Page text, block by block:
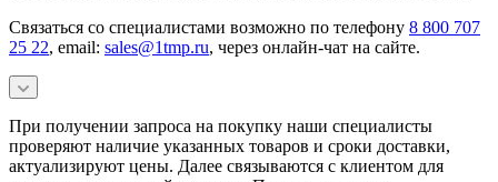
Связаться со специалистами возможно по телефону 8 800 707
25 22, email: sales@1tmp.ru, через онлайн-чат на сайте.
При получении запроса на покупку наши специалисты
проверяют наличие указанных товаров и сроки доставки,
актуализируют цены. Далее связываются с клиентом для